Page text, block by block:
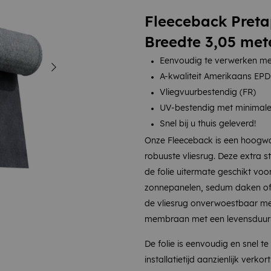
Fleeceback
Breedte 3,05
Eenvoudig te verwerken
A-kwaliteit Amerikaans
Vliegvuurbestendig (FR)
UV-bestendig met
Snel bij u thuis geleverd!
Onze Fleeceback is een
robuuste vliesrug. Deze extra
de folie uitermate geschikt
zonnepanelen, sedum daken
de vliesrug onverwoestbaar
membraan met een
De folie is eenvoudig en snel
installatietijd aanzienlijk